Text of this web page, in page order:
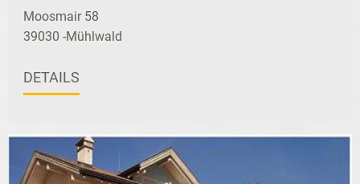
Moosmair 58
39030 -Mühlwald
DETAILS